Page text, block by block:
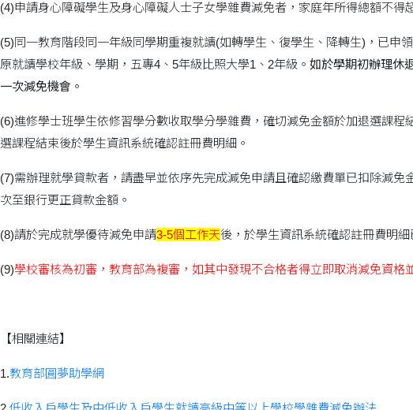
(4)申請身心障礙學生及身心障礙人士子女學雜費減免者，家庭年所得總額不得
(5)同一教育階段同一年級同學期重複就讀(如轉學生、復學生、降轉生)，已申
原就讀學校年級、學期，五專4、5年級比照大學1、2年級。 如於學期初辦理休
一次減免機會。
(6)進修學士班學生依修習學分數收取學分學雜費，確切減免金額於加退選課
選課程結束後於學生資訊系統確認註冊費明細。
(7)需辦理就學貸款者，請盡早並依序先完成減免申請且確認繳費單已扣除減
次至銀行更正貸款金額。
(8)請於完成就學優待減免申請3-5個工作天後，於學生資訊系統確認註冊費明
(9)學校審核為初審，教育部為複審，如其中發現不合格者得立即取消減免資格
【相關連結】
1.教育部圓夢助學網